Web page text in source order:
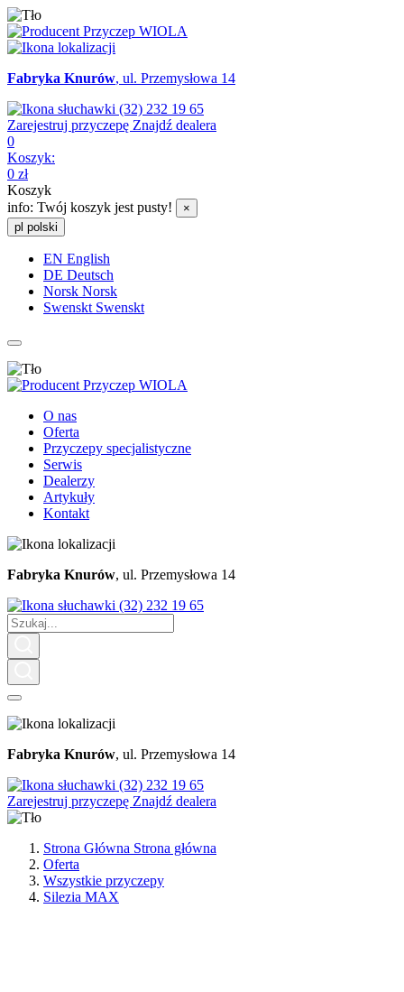
Fabryka Knurów, ul. Przemysłowa 14
(32) 232 19 65
Zarejestruj przyczepę Znajdź dealera
0
Koszyk:
0 zł
Koszyk
info: Twój koszyk jest pusty!
×
pl polski
EN English
DE Deutsch
Norsk Norsk
Swenskt Swenskt
O nas
Oferta
Przyczepy specjalistyczne
Serwis
Dealerzy
Artykuły
Kontakt
Fabryka Knurów, ul. Przemysłowa 14
(32) 232 19 65
Fabryka Knurów, ul. Przemysłowa 14
(32) 232 19 65
Zarejestruj przyczepę Znajdź dealera
Strona Główna Strona główna
Oferta
Wszystkie przyczepy
Silezia MAX